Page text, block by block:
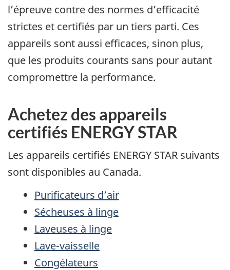
l’épreuve contre des normes d’efficacité
strictes et certifiés par un tiers parti. Ces
appareils sont aussi efficaces, sinon plus,
que les produits courants sans pour autant
compromettre la performance.
Achetez des appareils
certifiés ENERGY STAR
Les appareils certifiés ENERGY STAR suivants
sont disponibles au Canada.
Purificateurs d’air
Sécheuses à linge
Laveuses à linge
Lave-vaisselle
Congélateurs